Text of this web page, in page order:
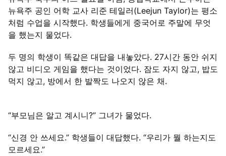
뉴욕주 공인 어학 교사 리준 테일러(Leejun Taylor)는 평소
처럼 수업을 시작했다. 학생들에게 중국어로 주말에 무엇
을 했는지 물었다.
두 명의 학생이 똑같은 대답을 내놓았다. 27시간 동안 쉬지
않고 비디오 게임을 했다는 것이었다. 잠도 자지 않고, 밥도
먹지 않고, 방에서 한 발짝도 나오지 않은 채.
“부모님은 알고 계시니?” 그녀가 물었다.
“신경 안 쓰세요.” 학생들이 대답했다. “우리가 뭘 하는지도
모르세요.”